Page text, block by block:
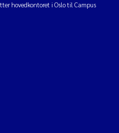
hovedkontoret i Oslo til Campus